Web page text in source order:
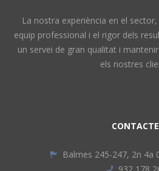
La nostra experiència en el
equip professional i el rigor dels
un servei de gran qualitat i
els nostres
CONTACTE
Balmes 245-247, 2n 4a